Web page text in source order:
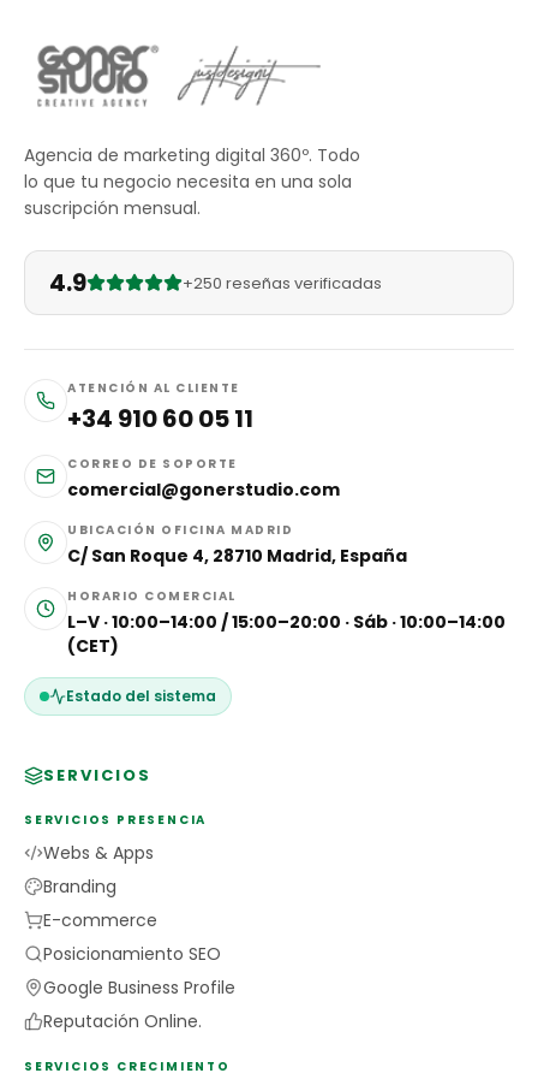
Agencia de marketing digital 360º. Todo
lo que tu negocio necesita en una sola
suscripción mensual.
4.9 +250 reseñas verificadas
ATENCIÓN AL CLIENTE
+34 910 60 05 11
CORREO DE SOPORTE
comercial@gonerstudio.com
UBICACIÓN OFICINA MADRID
C/ San Roque 4, 28710 Madrid, España
HORARIO COMERCIAL
L–V · 10:00–14:00 / 15:00–20:00 · Sáb · 10:00–14:00
(CET)
Estado del sistema
SERVICIOS
SERVICIOS PRESENCIA
Webs & Apps
Branding
E-commerce
Posicionamiento SEO
Google Business Profile
Reputación Online.
SERVICIOS CRECIMIENTO